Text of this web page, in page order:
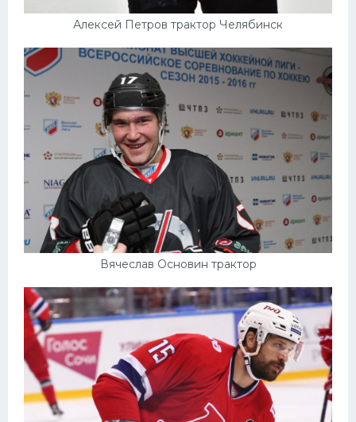
Алексей Петров трактор Челябинск
Вячеслав Основин трактор